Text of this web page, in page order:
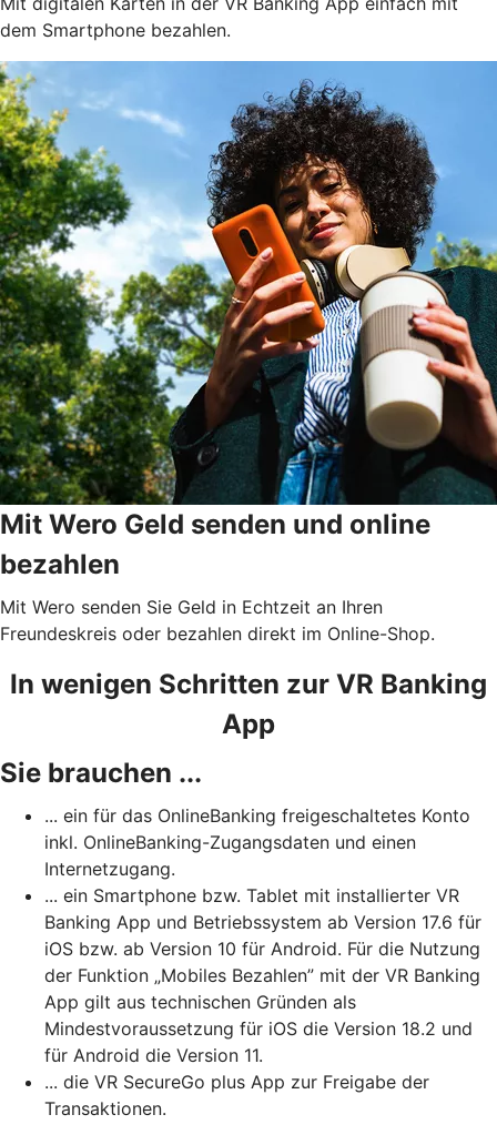
dem Smartphone bezahlen.
Mit Wero Geld senden und online
bezahlen
Mit Wero senden Sie Geld in Echtzeit an Ihren
Freundeskreis oder bezahlen direkt im Online-Shop.
In wenigen Schritten zur VR Banking
App
Sie brauchen ...
... ein für das OnlineBanking freigeschaltetes Konto
inkl. OnlineBanking-Zugangsdaten und einen
Internetzugang.
... ein Smartphone bzw. Tablet mit installierter VR
Banking App und Betriebssystem ab Version 17.6 für
iOS bzw. ab Version 10 für Android. Für die Nutzung
der Funktion „Mobiles Bezahlen” mit der VR Banking
App gilt aus technischen Gründen als
Mindestvoraussetzung für iOS die Version 18.2 und
für Android die Version 11.
... die VR SecureGo plus App zur Freigabe der
Transaktionen.